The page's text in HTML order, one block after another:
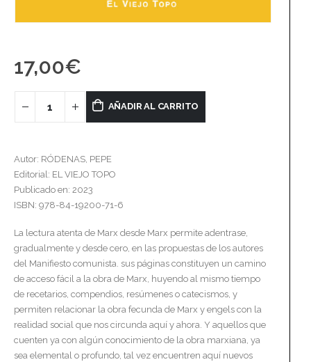
17,00€
AÑADIR AL CARRITO
Autor: RÓDENAS, PEPE
Editorial: EL VIEJO TOPO
Publicado en: 2023
ISBN: 978-84-19200-71-6
La lectura atenta de Marx desde Marx permite adentrase,
gradualmente y desde cero, en las propuestas de los autores
del Manifiesto comunista. sus páginas constituyen un camino
de acceso fácil a la obra de Marx, huyendo al mismo tiempo
de recetarios, compendios, resúmenes o catecismos, y
permiten relacionar la obra fecunda de Marx y engels con la
realidad social que nos circunda aquí y ahora. Y aquellos que
cuenten ya con algún conocimiento de la obra marxiana, ya
sea elemental o profundo, tal vez encuentren aquí nuevos